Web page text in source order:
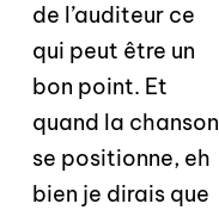
de l’auditeur ce
qui peut être un
bon point. Et
quand la chanson
se positionne, eh
bien je dirais que